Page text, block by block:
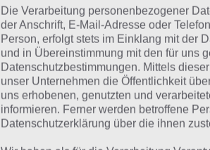
Die Verarbeitung personenbezogener
der Anschrift, E-Mail-Adresse oder
Person, erfolgt stets im Einklang mit der
und in Übereinstimmung mit den für uns
Datenschutzbestimmungen. Mittels
unser Unternehmen die Öffentlichkeit
uns erhobenen, genutzten und
informieren. Ferner werden betroffene
Datenschutzerklärung über die ihnen